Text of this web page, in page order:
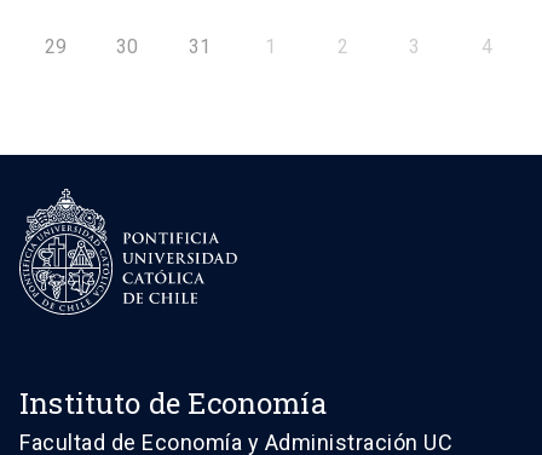
29 30 31 1 2 3 4
Instituto de Economía
Facultad de Economía y Administración UC